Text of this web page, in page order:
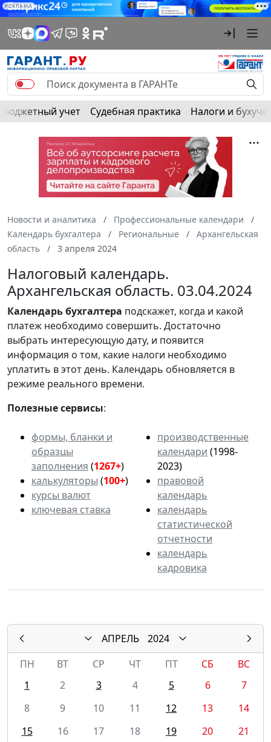
РЕКЛАМА
Бюджетный учет Судебная практика Налоги и
Новости и аналитика
Профессиональные календари
Календарь бухгалтера
Региональные
Архангельская
область
3 апреля 2024
Налоговый календарь.
Архангельская область. 03.04.2024
Календарьбухгалтера подскажет, когда и какой
платеж необходимо совершить. Достаточно
выбрать интересующую дату, и появится
информация о том, какие налоги необходимо
уплатить в этот день. Календарь обновляется в
режиме реального времени.
Полезные сервисы:
формы, бланки и
образцы
заполнения (1267+)
калькуляторы (100+)
курсы валют
ключевая ставка
производственные
календари (1998-
2023)
правовой
календарь
календарь
статистической
отчетности
календарь
кадровика
АПРЕЛЬ
2024
ПН
ВТ СР ЧТ ПТ СБ
ВС
1
2 3 4 5 6
7
8
9 10 11 12 13
14
15
16 17 18 19 20
21